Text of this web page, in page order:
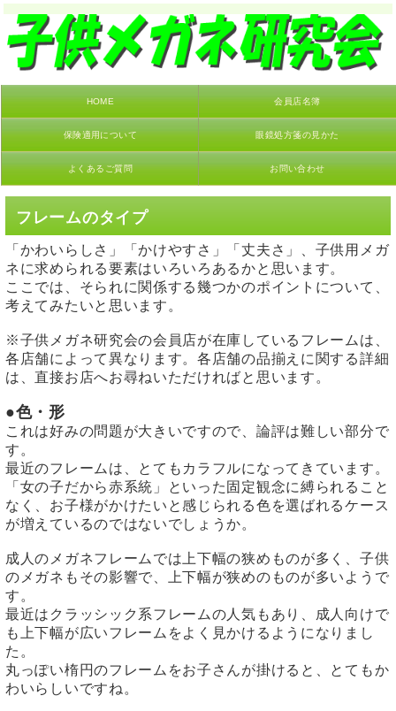
HOME 会員店名簿
保険適用について 眼鏡処方箋の見かた
よくあるご質問 お問い合わせ
フレームのタイプ
「かわいらしさ」「かけやすさ」「丈夫さ」、子供用メガ
ネに求められる要素はいろいろあるかと思います。
ここでは、そられに関係する幾つかのポイントについて、
考えてみたいと思います。
※子供メガネ研究会の会員店が在庫しているフレームは、
各店舗によって異なります。各店舗の品揃えに関する詳細
は、直接お店へお尋ねいただければと思います。
●色・形
これは好みの問題が大きいですので、論評は難しい部分で
す。
最近のフレームは、とてもカラフルになってきています。
「女の子だから赤系統」といった固定観念に縛られること
なく、お子様がかけたいと感じられる色を選ばれるケース
が増えているのではないでしょうか。
成人のメガネフレームでは上下幅の狭めものが多く、子供
のメガネもその影響で、上下幅が狭めのものが多いようで
す。
最近はクラッシック系フレームの人気もあり、成人向けで
も上下幅が広いフレームをよく見かけるようになりまし
た。
丸っぽい楕円のフレームをお子さんが掛けると、とてもか
わいらしいですね。